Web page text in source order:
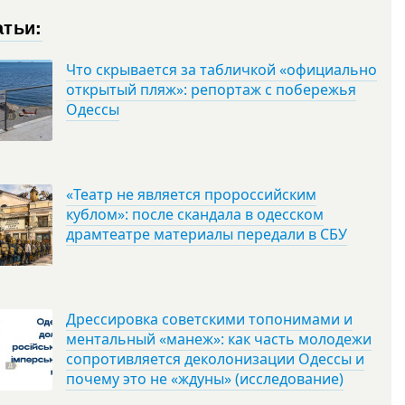
Что скрывается за табличкой «официально
открытый пляж»: репортаж с побережья
Одессы
«Театр не является пророссийским
кублом»: после скандала в одесском
драмтеатре материалы передали в СБУ
Дрессировка советскими топонимами и
ментальный «манеж»: как часть молодежи
сопротивляется деколонизации Одессы и
почему это не «ждуны» (исследование)